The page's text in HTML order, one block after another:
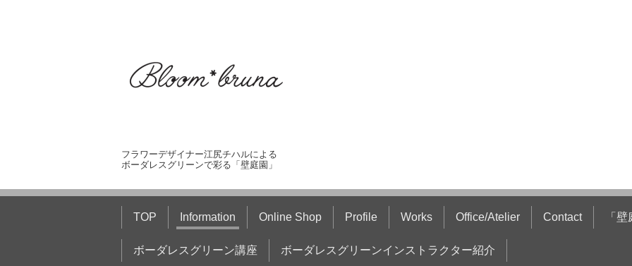
フラワーデザイナー江尻チハルによる
ボーダレスグリーンで彩る「壁庭園」
TOP Information Online Shop Profile Works Office/Atelier Contact 「
ボーダレスグリーン講座 ボーダレスグリーンインストラクター紹介